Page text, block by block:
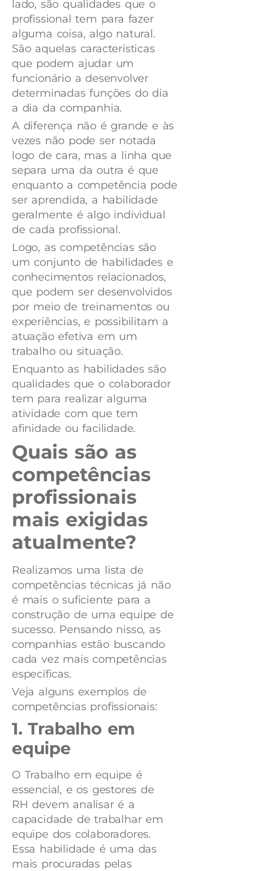
lado, são qualidades que o
profissional tem para fazer
alguma coisa, algo natural.
São aquelas características
que podem ajudar um
funcionário a desenvolver
determinadas funções do dia
a dia da companhia.
A diferença não é grande e às
vezes não pode ser notada
logo de cara, mas a linha que
separa uma da outra é que
enquanto a competência pode
ser aprendida, a habilidade
geralmente é algo individual
de cada profissional.
Logo, as competências são
um conjunto de habilidades e
conhecimentos relacionados,
que podem ser desenvolvidos
por meio de treinamentos ou
experiências, e possibilitam a
atuação efetiva em um
trabalho ou situação.
Enquanto as habilidades são
qualidades que o colaborador
tem para realizar alguma
atividade com que tem
afinidade ou facilidade.
Quais são as
competências
profissionais
mais exigidas
atualmente?
Realizamos uma lista de
competências técnicas já não
é mais o suficiente para a
construção de uma equipe de
sucesso. Pensando nisso, as
companhias estão buscando
cada vez mais competências
específicas.
Veja alguns exemplos de
competências profissionais:
1. Trabalho em
equipe
O Trabalho em equipe é
essencial, e os gestores de
RH devem analisar é a
capacidade de trabalhar em
equipe dos colaboradores.
Essa habilidade é uma das
mais procuradas pelas